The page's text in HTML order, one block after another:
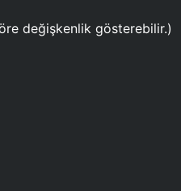
değişkenlik gösterebilir.)